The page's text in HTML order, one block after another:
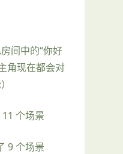
间中的“你好
角现在都会对
个场景
9 个场景